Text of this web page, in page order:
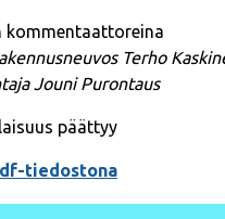
kommentaattoreina
Terho
Jouni Purontaus
päättyy
tiedostona